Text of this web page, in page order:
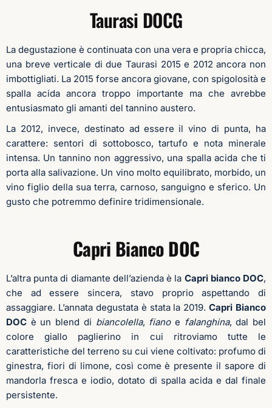
Taurasi DOCG
La degustazione è continuata con una vera e propria chicca,
una breve verticale di due Taurasi 2015 e 2012 ancora non
imbottigliati. La 2015 forse ancora giovane, con spigolosità e
spalla acida ancora troppo importante ma che avrebbe
entusiasmato gli amanti del tannino austero.
La 2012, invece, destinato ad essere il vino di punta, ha
carattere: sentori di sottobosco, tartufo e nota minerale
intensa. Un tannino non aggressivo, una spalla acida che ti
porta alla salivazione. Un vino molto equilibrato, morbido, un
vino figlio della sua terra, carnoso, sanguigno e sferico. Un
gusto che potremmo definire tridimensionale.
Capri Bianco DOC
L’altra punta di diamante dell’azienda è la Capri bianco DOC,
che ad essere sincera, stavo proprio aspettando di
assaggiare. L’annata degustata è stata la 2019.Capri Bianco
DOC è un blend di biancolella, fianoe falanghina, dal bel
colore giallo paglierino in cui ritroviamo tutte le
caratteristiche del terreno su cui viene coltivato: profumo di
ginestra, fiori di limone, così come è presente il sapore di
mandorla fresca e iodio, dotato di spalla acida e dal finale
persistente.